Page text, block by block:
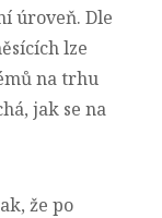
úroveň. Dle
lze
na trhu
jak se na
že po